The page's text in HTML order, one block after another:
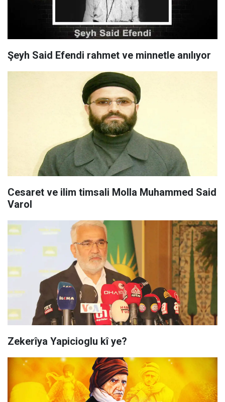
Şeyh Said Efendi rahmet ve minnetle anılıyor
Cesaret ve ilim timsali Molla Muhammed Said
Varol
Zekerîya Yapicioglu kî ye?